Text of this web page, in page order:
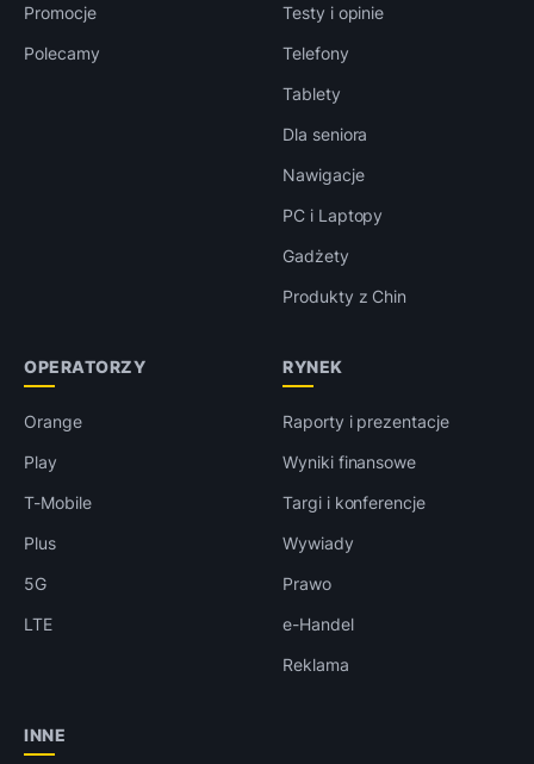
Promocje
Polecamy
Testy i opinie
Telefony
Tablety
Dla seniora
Nawigacje
PC i Laptopy
Gadżety
Produkty z Chin
OPERATORZY
Orange
Play
T-Mobile
Plus
5G
LTE
RYNEK
Raporty i prezentacje
Wyniki finansowe
Targi i konferencje
Wywiady
Prawo
e-Handel
Reklama
INNE